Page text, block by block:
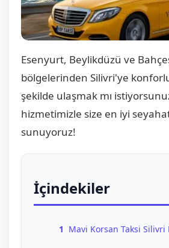
Esenyurt, Beylikdüzü ve
bölgelerinden Silivri'ye
şekilde ulaşmak mı
hizmetimizle size en iyi
sunuyoruz!
İçindekiler
1 Mavi Korsan Taksi Silivri